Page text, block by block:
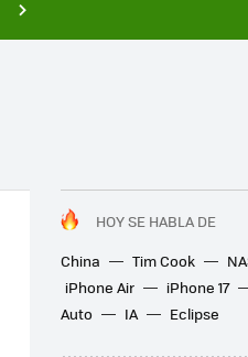
HOY SE HABLA DE
China
Tim Cook
iPhone Air
iPhone 17
Auto
IA Eclipse